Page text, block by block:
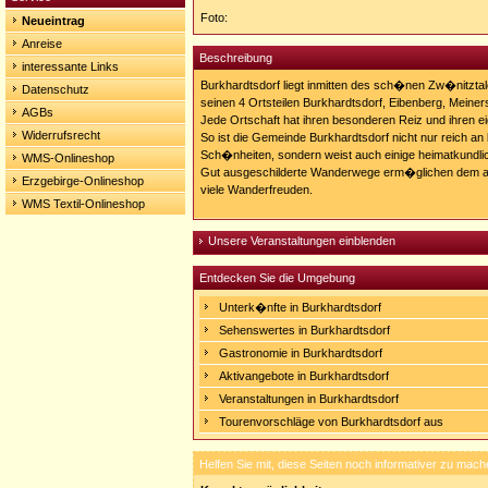
Neueintrag
Anreise
interessante Links
Datenschutz
AGBs
Widerrufsrecht
WMS-Onlineshop
Erzgebirge-Onlineshop
WMS Textil-Onlineshop
Foto:
Beschreibung
Burkhardtsdorf liegt inmitten des sch�nen
seinen 4 Ortsteilen Burkhardtsdorf, Eibenberg,
Jede Ortschaft hat ihren besonderen Reiz und ihren
So ist die Gemeinde Burkhardtsdorf nicht nur reich an
Sch�nheiten, sondern weist auch einige
Gut ausgeschilderte Wanderwege erm�glichen dem
viele Wanderfreuden.
Unsere Veranstaltungen einblenden
Entdecken Sie die Umgebung
Unterk�nfte in Burkhardtsdorf
Sehenswertes in Burkhardtsdorf
Gastronomie in Burkhardtsdorf
Aktivangebote in Burkhardtsdorf
Veranstaltungen in Burkhardtsdorf
Tourenvorschläge von Burkhardtsdorf aus
Helfen Sie mit, diese Seiten noch informativer zu